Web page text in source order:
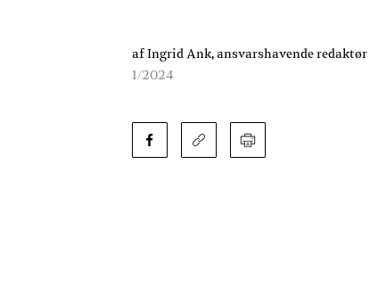
af Ingrid Ank, ansvarshavende redaktør
1/2024